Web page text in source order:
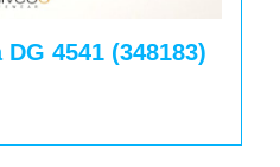
4541 (348183)